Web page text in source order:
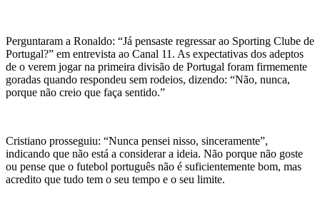
Perguntaram a Ronaldo: “Já pensaste regressar ao Sporting Clube de
Portugal?” em entrevista ao Canal 11. As expectativas dos adeptos
de o verem jogar na primeira divisão de Portugal foram firmemente
goradas quando respondeu sem rodeios, dizendo: “Não, nunca,
porque não creio que faça sentido.”
Cristiano prosseguiu: “Nunca pensei nisso, sinceramente”,
indicando que não está a considerar a ideia. Não porque não goste
ou pense que o futebol português não é suficientemente bom, mas
acredito que tudo tem o seu tempo e o seu limite.